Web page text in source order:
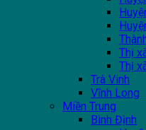
Thị
Thị
Trà Vinh
Vĩnh Long
Miền Trung
Bình Định